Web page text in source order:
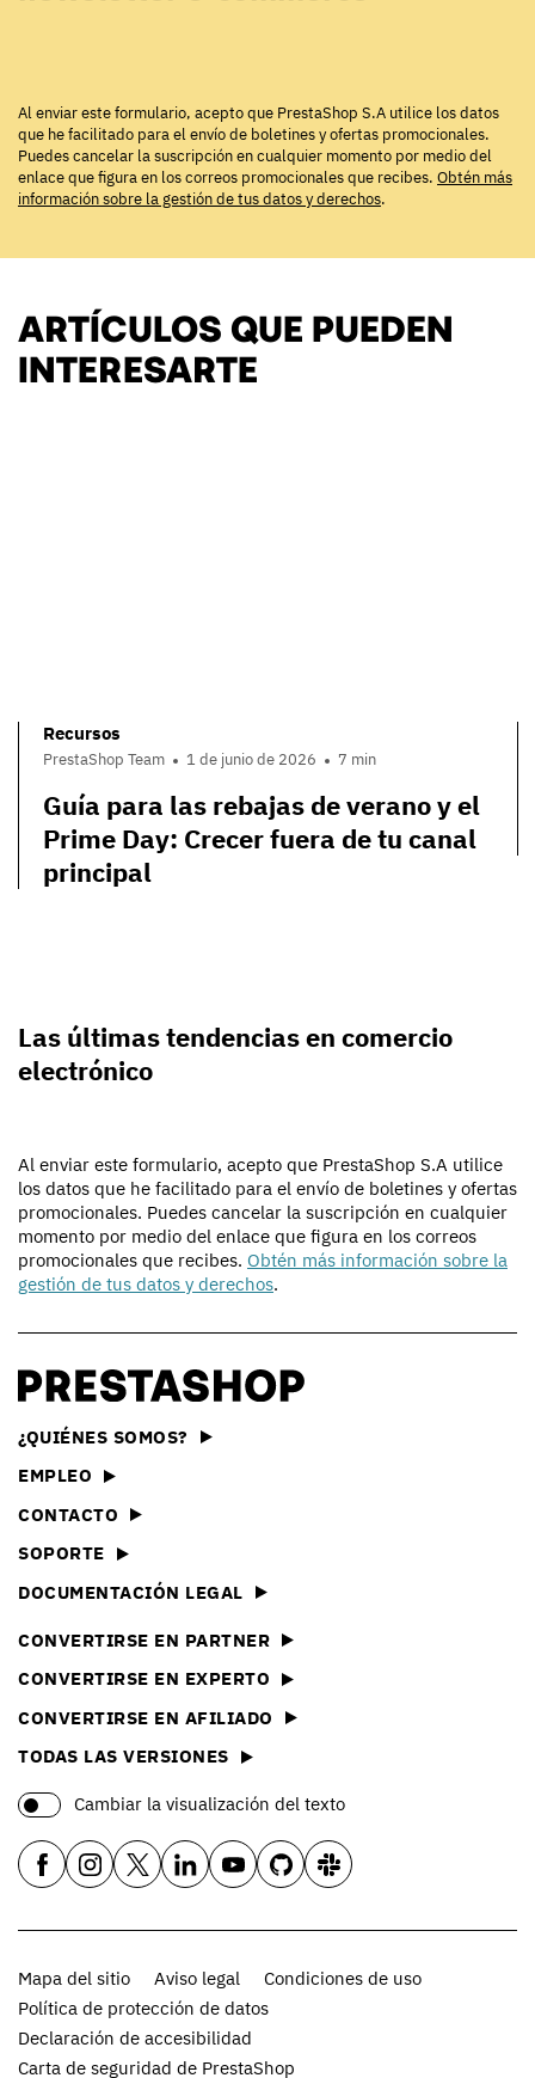
Al enviar este formulario, acepto que PrestaShop S.A utilice los datos
que he facilitado para el envío de boletines y ofertas promocionales.
Puedes cancelar la suscripción en cualquier momento por medio del
enlace que figura en los correos promocionales que recibes. Obtén más
información sobre la gestión de tus datos y derechos.
ARTÍCULOS QUE PUEDEN
INTERESARTE
Recursos
PrestaShop Team 1 de junio de 2026 7 min
Guía para las rebajas de verano y el
Prime Day: Crecer fuera de tu canal
principal
Las últimas tendencias en comercio
electrónico
Al enviar este formulario, acepto que PrestaShop S.A utilice
los datos que he facilitado para el envío de boletines y ofertas
promocionales. Puedes cancelar la suscripción en cualquier
momento por medio del enlace que figura en los correos
promocionales que recibes. Obtén más información sobre la
gestión de tus datos y derechos.
¿QUIÉNES SOMOS?
EMPLEO
CONTACTO
SOPORTE
DOCUMENTACIÓN LEGAL
CONVERTIRSE EN PARTNER
CONVERTIRSE EN EXPERTO
CONVERTIRSE EN AFILIADO
TODAS LAS VERSIONES
Cambiar la visualización del texto
Mapa del sitio Aviso legal
Condiciones de uso
Política de protección de datos
Declaración de accesibilidad
Carta de seguridad de PrestaShop